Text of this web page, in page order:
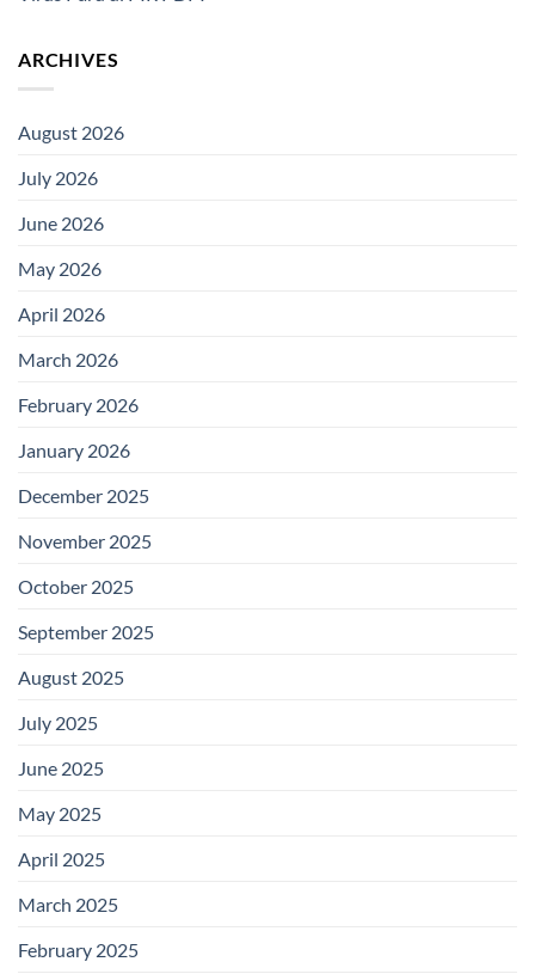
ARCHIVES
August 2026
July 2026
June 2026
May 2026
April 2026
March 2026
February 2026
January 2026
December 2025
November 2025
October 2025
September 2025
August 2025
July 2025
June 2025
May 2025
April 2025
March 2025
February 2025